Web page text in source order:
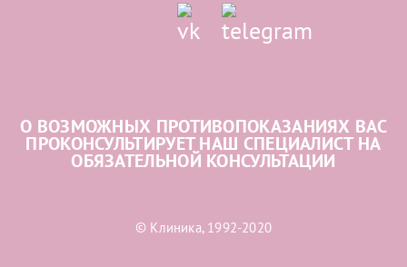
О ВОЗМОЖНЫХ ПРОТИВОПОКАЗАНИЯХ ВАС
ПРОКОНСУЛЬТИРУЕТ НАШ СПЕЦИАЛИСТ НА
ОБЯЗАТЕЛЬНОЙ КОНСУЛЬТАЦИИ
© Клиника, 1992-2020